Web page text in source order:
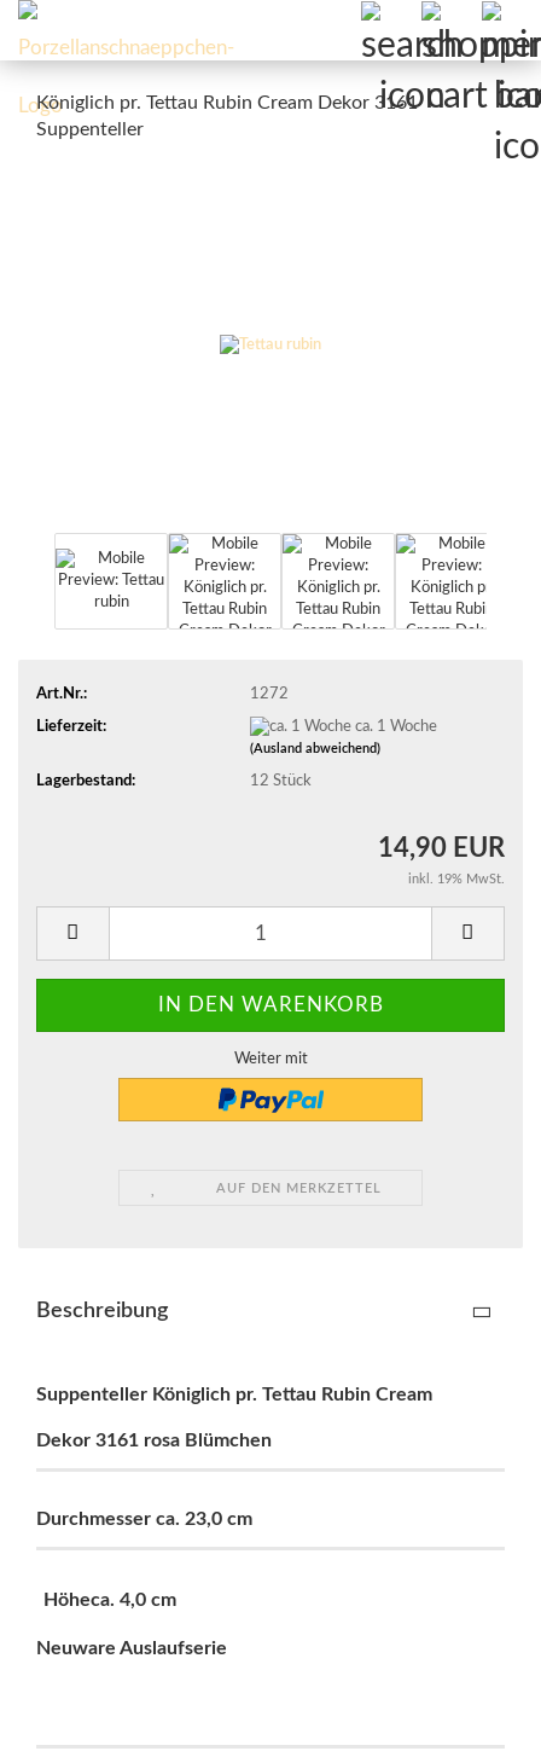
Königlich pr. Tettau Rubin Cream Dekor 3161
Suppenteller
Art.Nr.: 1272
Lieferzeit: ca. 1 Woche
(Ausland abweichend)
Lagerbestand: 12 Stück
14,90 EUR
inkl. 19% MwSt.
Weiter mit
AUF DEN MERKZETTEL
Beschreibung
Suppenteller Königlich pr. Tettau Rubin Cream
Dekor 3161 rosa Blümchen
Durchmesser ca. 23,0 cm
Höheca. 4,0 cm
Neuware Auslaufserie